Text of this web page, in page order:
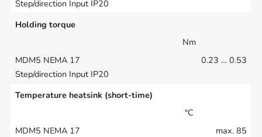
Holding torque
Nm
0.23 … 0.53
Temperature heatsink (short-time)
°C
max. 85